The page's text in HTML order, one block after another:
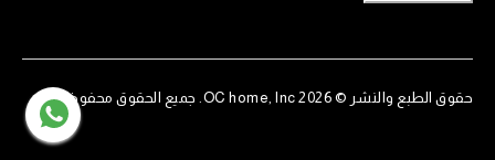
حقوق الطبع والنشر © 2026 OC home, Inc. جميع الحقوق محفوظة.